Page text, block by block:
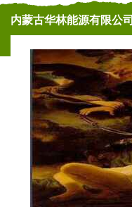
内蒙古华林能源有限公司